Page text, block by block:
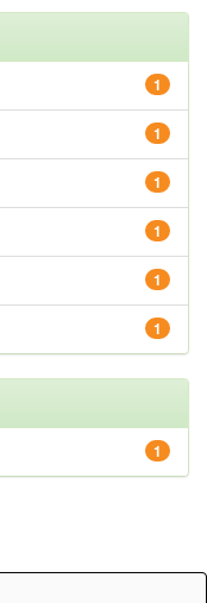
1
1
1
1
1
1
1